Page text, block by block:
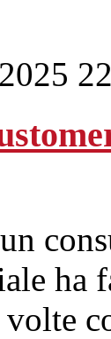
ha
volte